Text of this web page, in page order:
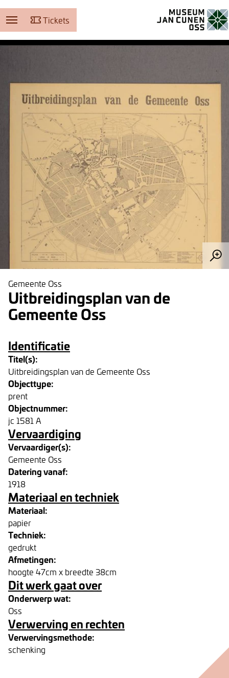
Tickets
Gemeente Oss
Uitbreidingsplan van de
Gemeente Oss
Identificatie
Titel(s):
Uitbreidingsplan van de Gemeente Oss
Objecttype:
prent
Objectnummer:
jc 1581 A
Vervaardiging
Vervaardiger(s):
Gemeente Oss
Datering vanaf:
1918
Materiaal en techniek
Materiaal:
papier
Techniek:
gedrukt
Afmetingen:
hoogte 47cm x breedte 38cm
Dit werk gaat over
Onderwerp wat:
Oss
Verwerving en rechten
Verwervingsmethode:
schenking